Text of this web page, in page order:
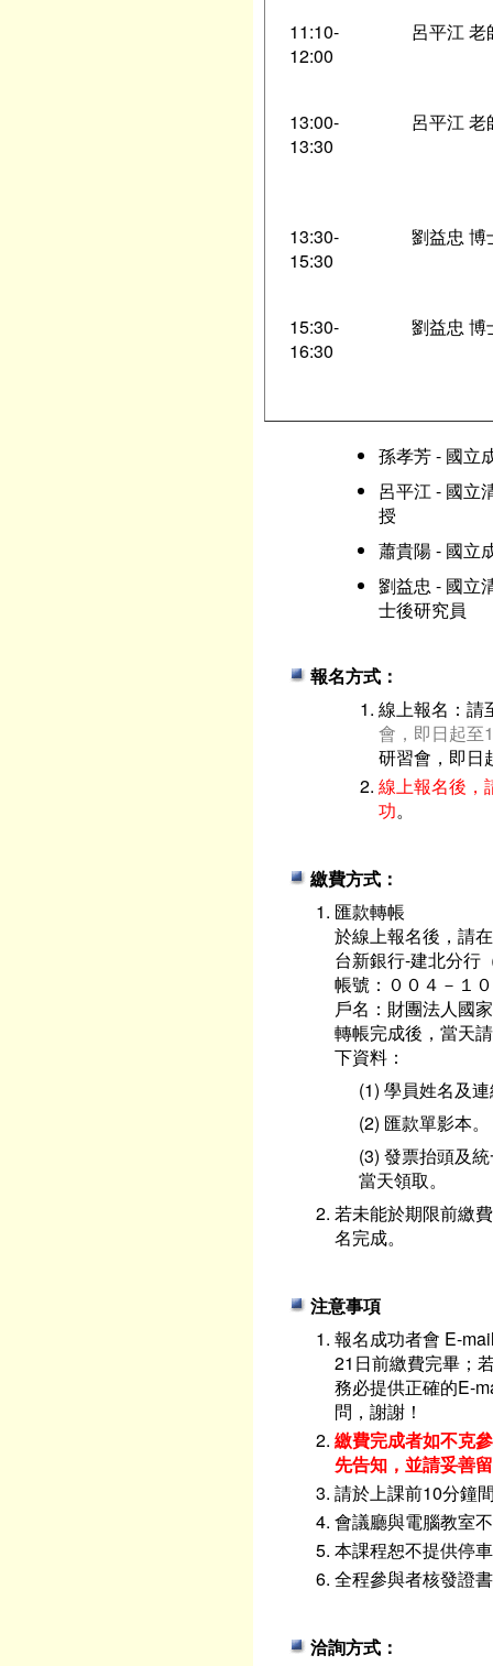
11:10-
12:00
呂平江 老
13:00-
13:30
呂平江 老
13:30-
15:30
劉益忠 博
15:30-
16:30
劉益忠 博
孫孝芳 - 國立
呂平江 - 國立
授
蕭貴陽 - 國立
劉益忠 - 國立
士後研究員
報名方式：
線上報名：請
會，即日起至
研習會，即日
線上報名後，
功。
繳費方式：
匯款轉帳
於線上報名後，請在
台新銀行-建北分行
帳號：００４－１
戶名：財團法人國
轉帳完成後，當天
下資料：
(1) 學員姓名及
(2) 匯款單影本。
(3) 發票抬頭及
當天領取。
若未能於期限前繳
名完成。
注意事項
報名成功者會 E-
21日前繳費完畢；
務必提供正確的E-
問，謝謝！
繳費完成者如不克
先告知，並請妥善
請於上課前10分鐘
會議廳與電腦教室
本課程恕不提供停
全程參與者核發證
洽詢方式：